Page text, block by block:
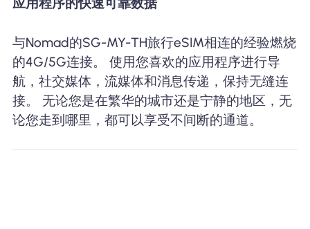
与Nomad的SG-MY-TH旅行eSIM相连的经验燃烧
的4G/5G连接。 使用您喜欢的应用程序进行导
航，社交媒体，流媒体和消息传递，保持无缝连
接。 无论您是在繁华的城市还是宁静的地区，无
论您走到哪里，都可以享受不间断的通道。